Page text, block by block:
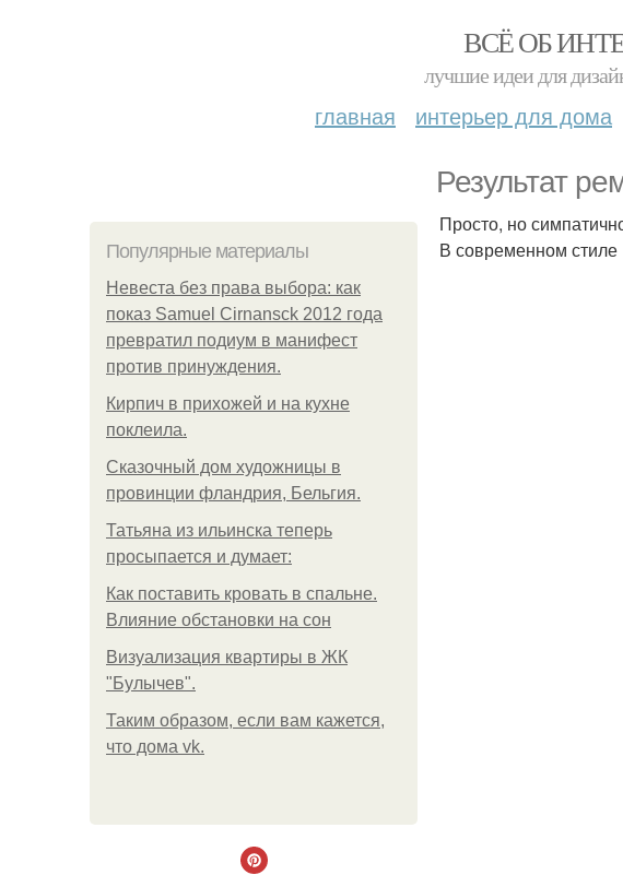
ВСЁ ОБ
лучшие идеи для
главная интерьер для дома
Результат
Популярные материалы
Невеста без права выбора: как
показ Samuel Cirnansck 2012 года
превратил подиум в манифест
против принуждения.
Кирпич в прихожей и на кухне
поклеила.
Сказочный дом художницы в
провинции фландрия, Бельгия.
Татьяна из ильинска теперь
просыпается и думает:
Как поставить кровать в спальне.
Влияние обстановки на сон
Визуализация квартиры в ЖК
"Булычев".
Таким образом, если вам кажется,
что дома vk.
Просто, но
В современном стиле